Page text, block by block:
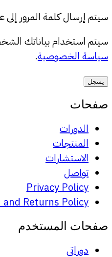
سيتم إرسال كلمة المرور إلى
سيتم استخدام بياناتك
سياسة الخصوصية.
يسجل
صفحات
الدورات
المنتجات
الاستشارات
تواصل
Privacy Policy
and Returns Policy
صفحات المستخدم
دوراتي